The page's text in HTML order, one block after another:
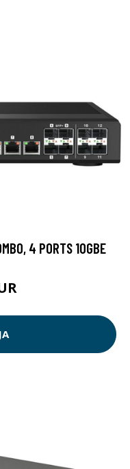
4 PORTS 10GBE